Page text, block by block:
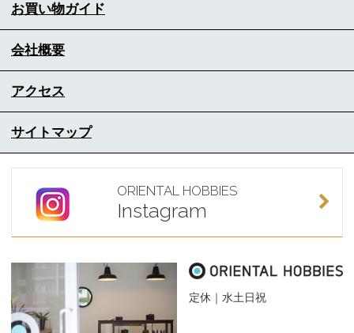
お買い物ガイド
会社概要
アクセス
サイトマップ
ORIENTAL HOBBIES
Instagram
定休｜水土日祝